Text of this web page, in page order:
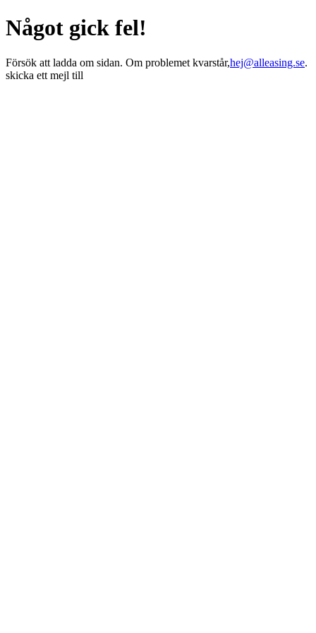
Något gick fel!
Försök att ladda om sidan. Om problemet kvarstår,hej@alleasing.se.
skicka ett mejl till